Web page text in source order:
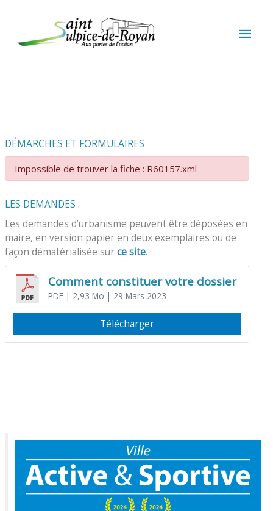
DÉMARCHES ET FORMULAIRES
Impossible de trouver la fiche : R60157.xml
LES DEMANDES :
Les demandes d’urbanisme peuvent être déposées en
maire, en version papier en deux exemplaires ou de
façon dématérialisée surce site.
Comment constituer votre dossier
PDF| 2,93 Mo | 29 Mars 2023
Télécharger